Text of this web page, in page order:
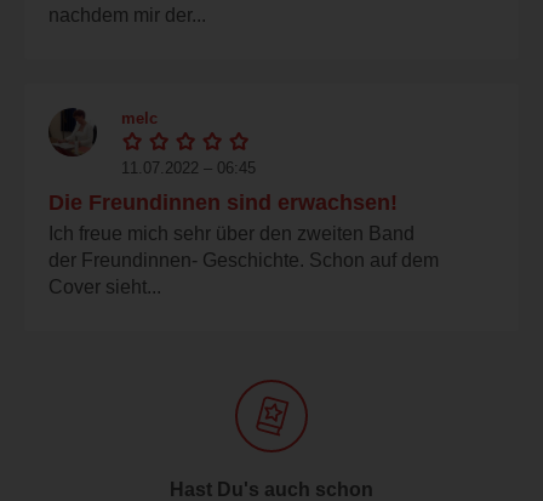
nachdem mir der...
melc
11.07.2022 – 06:45
Die Freundinnen sind erwachsen!
Ich freue mich sehr über den zweiten Band
der Freundinnen- Geschichte. Schon auf dem
Cover sieht...
Hast Du's auch schon